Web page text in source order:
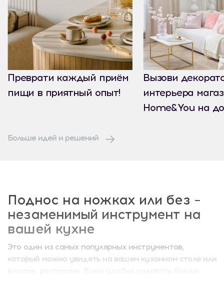
Преврати каждый приём
пищи в приятный опыт!
Вызови
интерьера
Home&You на
Больше идей и решений
Поднос на ножках или без –
незаменимый инструмент на
вашей кухне
Это один из самых популярных инструментов,
который можно увидеть на вашем кухонном столе или